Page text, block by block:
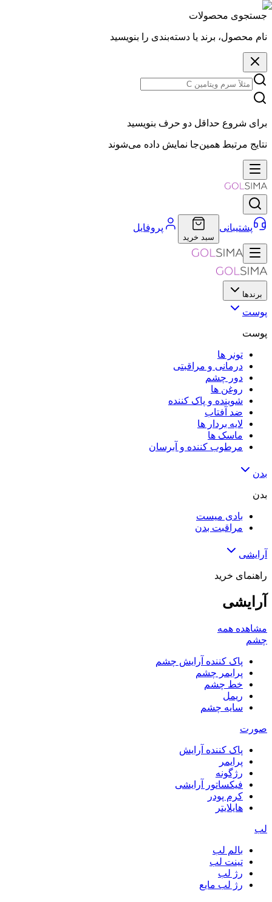
جستجوی محصولات
نام محصول، برند یا دسته‌بندی را بنویسید
برای شروع حداقل دو حرف بنویسید
نتایج مرتبط همین‌جا نمایش داده می‌شوند
پشتیبانی
سبد خرید
پروفایل
برندها
پوست
پوست
تونر ها
درمانی و مراقبتی
دور چشم
روغن ها
شوینده و پاک کننده
ضد آفتاب
لایه‌ بردار ها
ماسک ها
مرطوب کننده و آبرسان
بدن
بدن
بادی میست
مراقبت بدن
آرایشی
راهنمای خرید
آرایشی
مشاهده همه
چشم
پاک کننده آرایش چشم
پرایمر چشم
خط چشم
ریمل
سایه چشم
صورت
پاک کننده آرایش
پرایمر
رژگونه
فیکساتور آرایشی
کرم پودر
هایلایتر
لب
بالم لب
تینت لب
رژ لب
رژ لب مایع